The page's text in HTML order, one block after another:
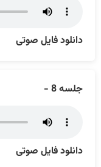
دانلود فایل صوتی
جلسه 8 -
دانلود فایل صوتی